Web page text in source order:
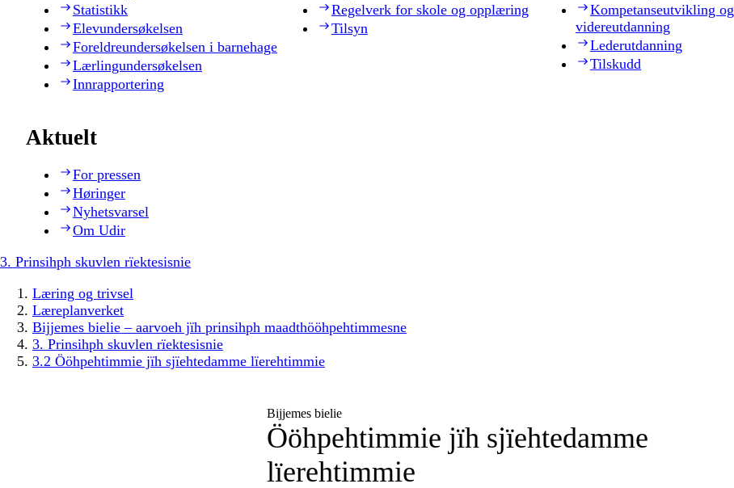
Statistikk
Elevundersøkelsen
Foreldreundersøkelsen i barnehage
Lærlingundersøkelsen
Innrapportering
Regelverk for skole og opplæring
Tilsyn
Kompetanseutvikling og
videreutdanning
Lederutdanning
Tilskudd
Aktuelt
For pressen
Høringer
Nyhetsvarsel
Om Udir
3. Prinsihph skuvlen rïektesisnie
Læring og trivsel
Læreplanverket
Bijjemes bielie – aarvoeh jïh prinsihph maadthööhpehtimmesne
3. Prinsihph skuvlen rïektesisnie
3.2 Ööhpehtimmie jïh sjïehtedamme lïerehtimmie
Bijjemes bielie
Ööhpehtimmie jïh sjïehtedamme
lïerehtimmie